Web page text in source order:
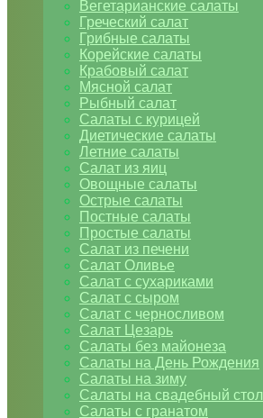
Вегетарианские салаты
Греческий салат
Грибные салаты
Корейские салаты
Крабовый салат
Мясной салат
Рыбный салат
Салаты с курицей
Диетические салаты
Летние салаты
Салат из яиц
Овощные салаты
Острые салаты
Постные салаты
Простые салаты
Салат из печени
Салат Оливье
Салат с сухариками
Салат с сыром
Салат с черносливом
Салат Цезарь
Салаты без майонеза
Салаты на День Рождения
Салаты на зиму
Салаты на свадебный стол
Салаты с гранатом